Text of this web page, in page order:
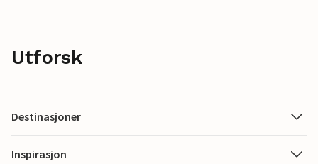
Utforsk
Destinasjoner
Inspirasjon